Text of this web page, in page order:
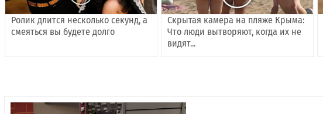
Ролик длится несколько секунд, а
смеяться вы будете долго
Скрытая камера на пляже Крыма:
Что люди вытворяют, когда их не
видят...